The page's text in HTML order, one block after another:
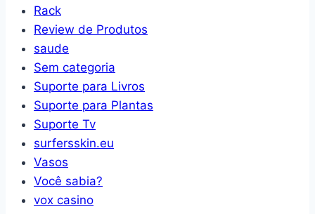
Rack
Review de Produtos
saude
Sem categoria
Suporte para Livros
Suporte para Plantas
Suporte Tv
surfersskin.eu
Vasos
Você sabia?
vox casino